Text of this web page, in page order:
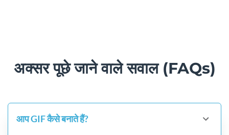
अक्सर पूछे जाने वाले सवाल (FAQs)
आप GIF कैसे बनाते हैं?